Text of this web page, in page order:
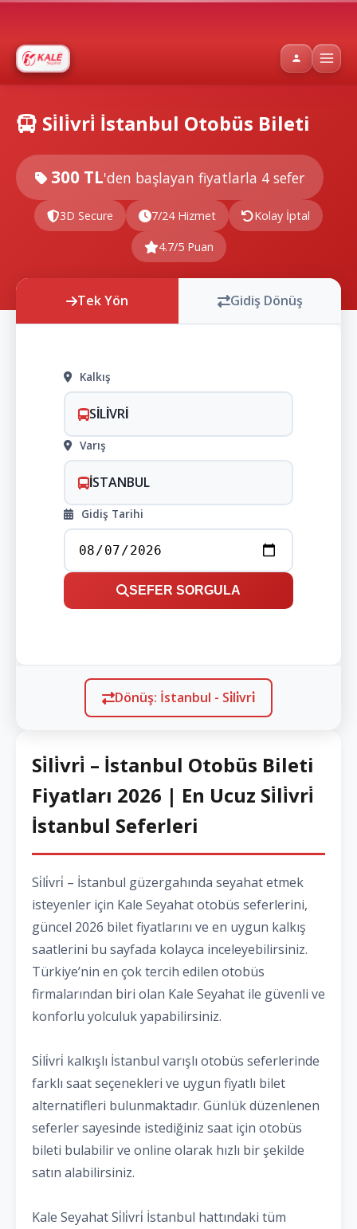
Si̇li̇vri̇ İstanbul Otobüs Bileti
300 TL'den başlayan fiyatlarla 4 sefer
3D Secure 7/24 Hizmet Kolay İptal
4.7/5 Puan
Tek Yön Gidiş Dönüş
Kalkış
SİLİVRİ
Varış
İSTANBUL
Gidiş Tarihi
SEFER SORGULA
Dönüş: İstanbul - Si̇li̇vri̇
Si̇li̇vri̇ – İstanbul Otobüs Bileti
Fiyatları 2026 | En Ucuz Si̇li̇vri̇
İstanbul Seferleri
Si̇li̇vri̇ – İstanbul güzergahında seyahat etmek
isteyenler için Kale Seyahat otobüs seferlerini,
güncel 2026 bilet fiyatlarını ve en uygun kalkış
saatlerini bu sayfada kolayca inceleyebilirsiniz.
Türkiye’nin en çok tercih edilen otobüs
firmalarından biri olan Kale Seyahat ile güvenli ve
konforlu yolculuk yapabilirsiniz.
Si̇li̇vri̇ kalkışlı İstanbul varışlı otobüs seferlerinde
farklı saat seçenekleri ve uygun fiyatlı bilet
alternatifleri bulunmaktadır. Günlük düzenlenen
seferler sayesinde istediğiniz saat için otobüs
bileti bulabilir ve online olarak hızlı bir şekilde
satın alabilirsiniz.
Kale Seyahat Si̇li̇vri̇ İstanbul hattındaki tüm